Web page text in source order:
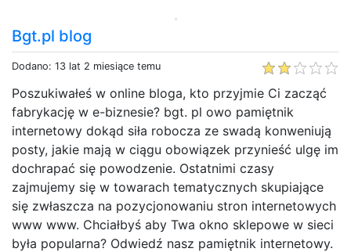
Bgt.pl blog
Dodano: 13 lat 2 miesiące temu
Poszukiwałeś w online bloga, kto przyjmie Ci zacząć
fabrykację w e-biznesie? bgt. pl owo pamiętnik
internetowy dokąd siła robocza ze swadą konweniują
posty, jakie mają w ciągu obowiązek przynieść ulgę im
dochrapać się powodzenie. Ostatnimi czasy
zajmujemy się w towarach tematycznych skupiające
się zwłaszcza na pozycjonowaniu stron internetowych
www www. Chciałbyś aby Twa okno sklepowe w sieci
była popularna? Odwiedź nasz pamiętnik internetowy.